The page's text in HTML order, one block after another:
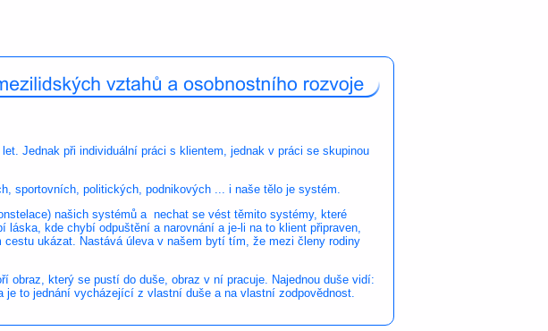
Jednak při individuální práci s klientem, jednak v práci se skupinou
sportovních, politických, podnikových ... i naše tělo je systém.
našich systémů a nechat se vést těmito systémy, které
kde chybí odpuštění a narovnání a je-li na to klient připraven,
ukázat. Nastává úleva v našem bytí tím, že mezi členy rodiny
obraz, který se pustí do duše, obraz v ní pracuje. Najednou duše vidí:
to jednání vycházející z vlastní duše a na vlastní zodpovědnost.